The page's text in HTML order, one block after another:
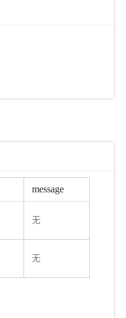
message
无
无